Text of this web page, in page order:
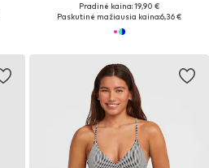
Pradinė kaina: 19,90 €
Paskutinė mažiausia kaina:6,36 €